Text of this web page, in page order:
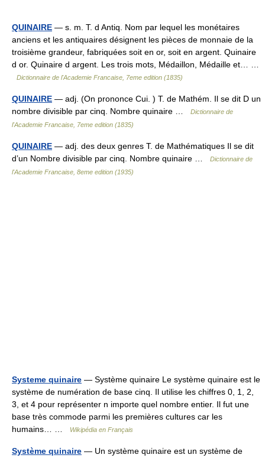
QUINAIRE — s. m. T. d Antiq. Nom par lequel les monétaires
anciens et les antiquaires désignent les pièces de monnaie de la
troisième grandeur, fabriquées soit en or, soit en argent. Quinaire
d or. Quinaire d argent. Les trois mots, Médaillon, Médaille et… …
Dictionnaire de l'Academie Francaise, 7eme edition (1835)
QUINAIRE — adj. (On prononce Cui. ) T. de Mathém. Il se dit D un
nombre divisible par cinq. Nombre quinaire …
Dictionnaire de
l'Academie Francaise, 7eme edition (1835)
QUINAIRE — adj. des deux genres T. de Mathématiques Il se dit
d’un Nombre divisible par cinq. Nombre quinaire …
Dictionnaire de
l'Academie Francaise, 8eme edition (1935)
Systeme quinaire — Système quinaire Le système quinaire est le
système de numération de base cinq. Il utilise les chiffres 0, 1, 2,
3, et 4 pour représenter n importe quel nombre entier. Il fut une
base très commode parmi les premières cultures car les
humains… …
Wikipédia en Français
Système quinaire — Un système quinaire est un système de